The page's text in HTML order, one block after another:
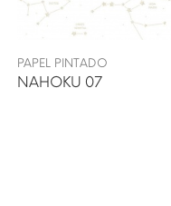
PAPEL PINTADO
NAHOKU 07